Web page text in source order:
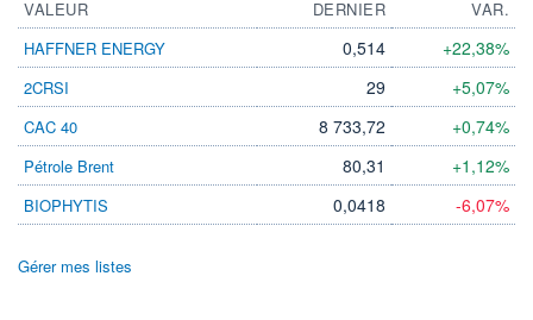
VALEUR DERNIER
VAR.
HAFFNER ENERGY
0,514 +22,38%
2CRSI 29 +5,07%
CAC 40 8 733,72 +0,74%
Pétrole Brent 80,31 +1,12%
BIOPHYTIS 0,0418 -6,07%
Gérer mes listes